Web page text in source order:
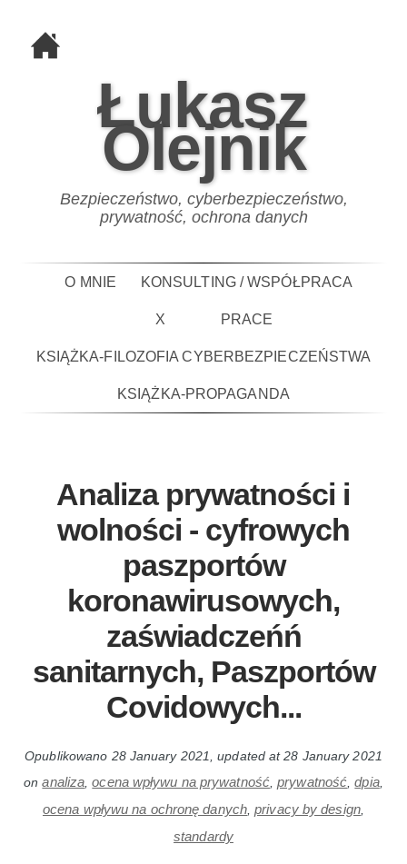
Łukasz
Olejnik
Bezpieczeństwo, cyberbezpieczeństwo,
prywatność, ochrona danych
O MNIE KONSULTING / WSPÓŁPRACA
X PRACE
KSIĄŻKA-FILOZOFIA CYBERBEZPIECZEŃSTWA
KSIĄŻKA-PROPAGANDA
Analiza prywatności i
wolności - cyfrowych
paszportów
koronawirusowych,
zaświadczeńń
sanitarnych, Paszportów
Covidowych...
Opublikowano 28 January 2021 , updated at28 January 2021
onanaliza ,ocena wpływu na prywatność,prywatność ,dpia,
ocena wpływu na ochronę danych,privacy by design,
standardy